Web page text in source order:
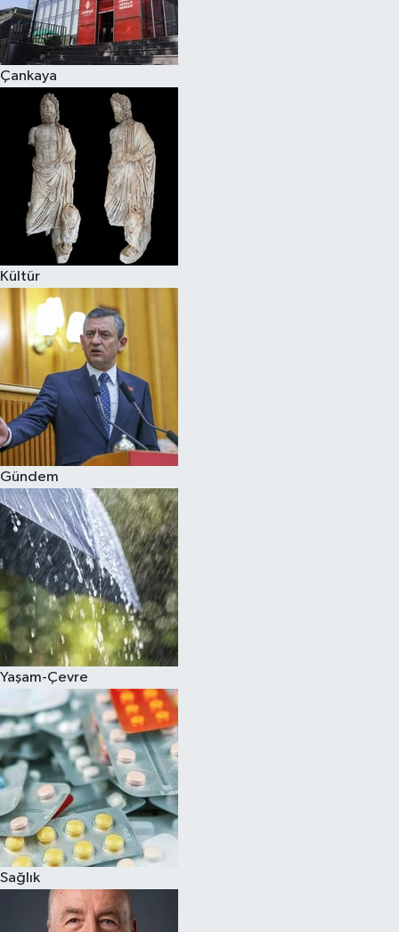
Çankaya
Kültür
Gündem
Yaşam-Çevre
Sağlık
Spor
Burç Yorumları
Çocuk
Eğitim
Hava Durumu
Kadın
Kim kimdir?
Kültür Sanat
Sağlık
Siyaset
Teknoloji
Televizyon
Yaşam-Çevre